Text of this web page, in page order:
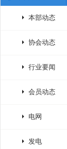
本部动态
协会动态
行业要闻
会员动态
电网
发电